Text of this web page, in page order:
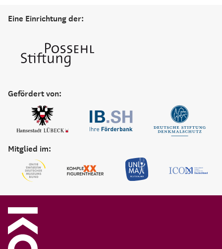
Eine Einrichtung der:
Gefördert von:
Mitglied im: